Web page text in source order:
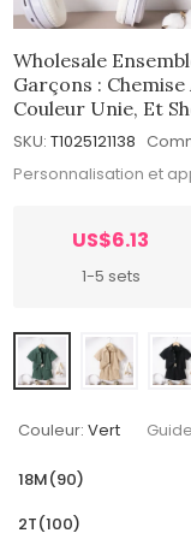
Wholesale
Garçons :
Couleur Unie, Et
SKU: T1025121138
Personnalisation et
US$6.13
1-5 sets
Couleur: Vert
18M(90)
2T(100)